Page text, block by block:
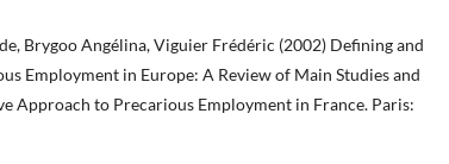
Brygoo Angélina, Viguier Frédéric (2002) Defining and
Employment in Europe: A Review of Main Studies and
Approach to Precarious Employment in France. Paris: